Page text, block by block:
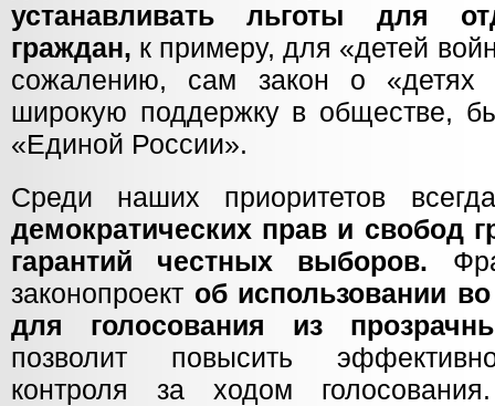
устанавливать льготы для
граждан, к примеру, для «детей
сожалению, сам закон о «детях
широкую поддержку в обществе,
«Единой России».
Среди наших приоритетов
демократических прав и свобод
гарантий честных выборов.
законопроект об использовании
для голосования из
позволит повысить
контроля за ходом